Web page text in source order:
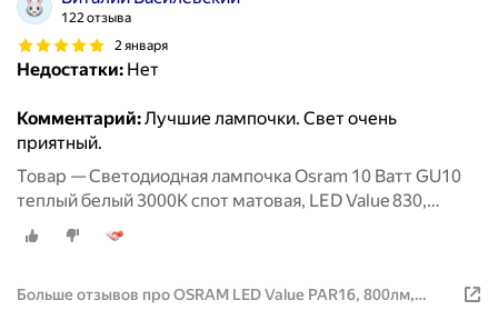
122 отзыва
2 января
Недостатки: Нет
Комментарий:Лучшие лампочки. Свет очень
приятный.
Товар — Светодиодная лампочка Osram 10 Ватт GU10
теплый белый 3000K спот матовая, LED Value 830,
PAR16, 800лм 220-240V, набор 5шт
Больше отзывов про OSRAM LED Value PAR16, 800лм,